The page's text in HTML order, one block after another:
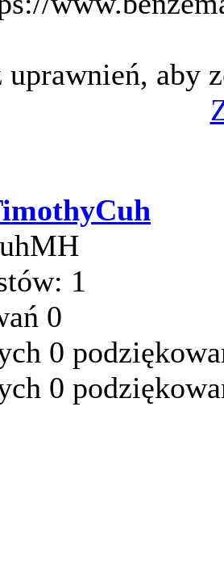
uprawnień, aby
1
0
0
0